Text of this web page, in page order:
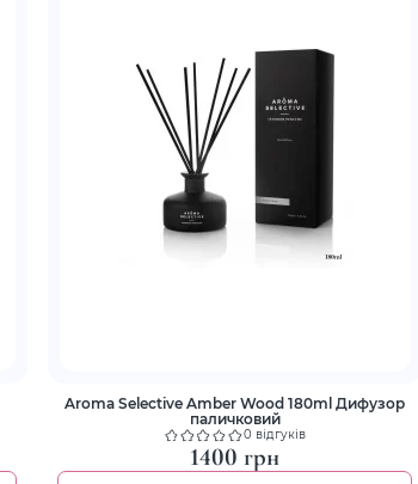
Aroma Selective Amber Wood 180ml Дифузор
паличковий
0 відгуків
1400 грн